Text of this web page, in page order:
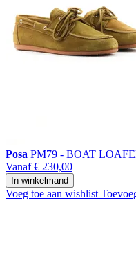
Posa PM79 - BOAT
Vanaf € 230,00
In winkelmand
Voeg toe aan wishlist